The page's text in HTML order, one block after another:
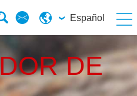
Español
DE